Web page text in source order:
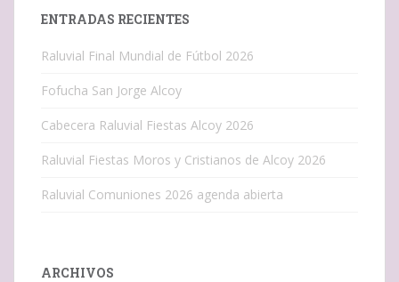
ENTRADAS RECIENTES
Raluvial Final Mundial de Fútbol 2026
Fofucha San Jorge Alcoy
Cabecera Raluvial Fiestas Alcoy 2026
Raluvial Fiestas Moros y Cristianos de Alcoy 2026
Raluvial Comuniones 2026 agenda abierta
ARCHIVOS